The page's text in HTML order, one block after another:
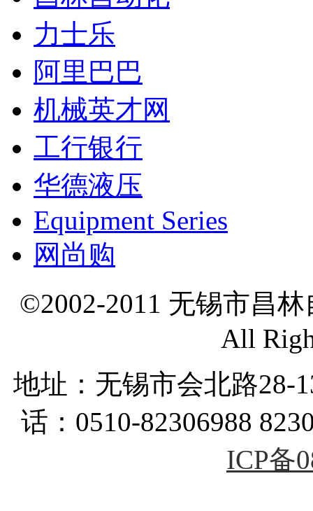
力士乐
阿里巴巴
机械英才网
工行银行
华德液压
Equipment Series
网尚购
©2002-2011 无锡市昌
All
地址：无锡市会北路28-
话：0510-82306988
ICP备